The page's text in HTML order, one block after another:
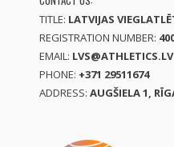
TITLE: LATVIJAS
REGISTRATION NUMBER:
EMAIL: LVS@ATHLETICS.LV
PHONE: +371 29511674
ADDRESS: AUGŠIELA 1,